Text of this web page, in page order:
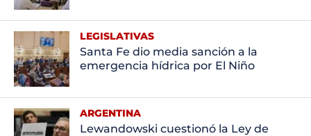
LEGISLATIVAS
Santa Fe dio media sanción a la
emergencia hídrica por El Niño
ARGENTINA
Lewandowski cuestionó la Ley de